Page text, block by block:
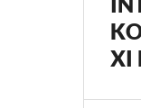
XI